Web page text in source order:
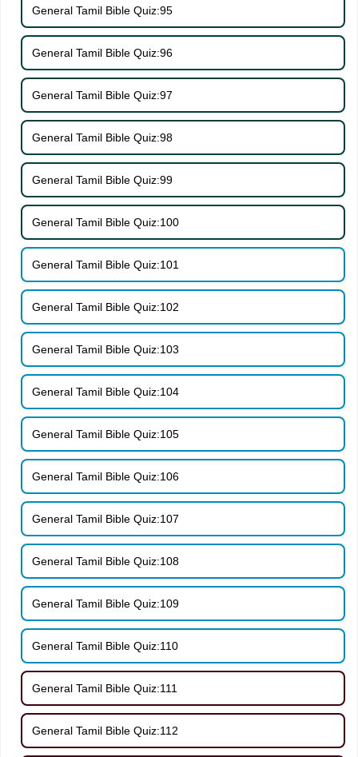
General Tamil Bible Quiz:95
General Tamil Bible Quiz:96
General Tamil Bible Quiz:97
General Tamil Bible Quiz:98
General Tamil Bible Quiz:99
General Tamil Bible Quiz:100
General Tamil Bible Quiz:101
General Tamil Bible Quiz:102
General Tamil Bible Quiz:103
General Tamil Bible Quiz:104
General Tamil Bible Quiz:105
General Tamil Bible Quiz:106
General Tamil Bible Quiz:107
General Tamil Bible Quiz:108
General Tamil Bible Quiz:109
General Tamil Bible Quiz:110
General Tamil Bible Quiz:111
General Tamil Bible Quiz:112